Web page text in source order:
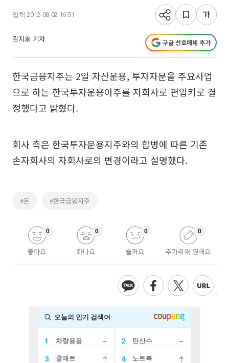
입력 2012-08-02 16:51
김지호 기자 구글 선호매체 추가
한국금융지주는 2일 자산운용, 투자자문을 주요사업
으로 하는 한국투자운용아주를 자회사로 편입키로 결
정했다고 밝혔다.
회사 측은 한국투자운용지주와의 합병에 따른 기존
손자회사의 자회사로의 변경이라고 설명했다.
#돈 #한국금융지주
좋아요
0
화나요
0
슬퍼요
0
추가취재 원해요
0